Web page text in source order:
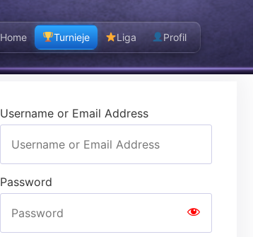
Home Turnieje Liga Profil
Username or Email Address
Password